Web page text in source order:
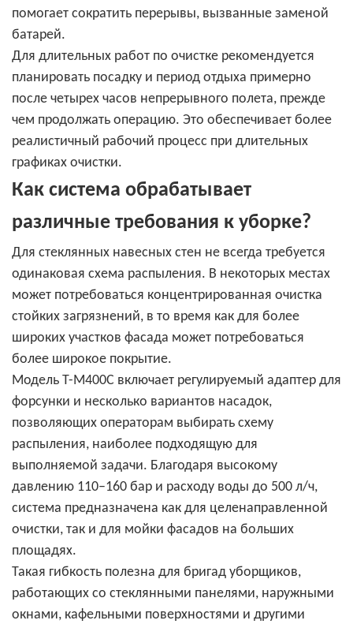
помогает сократить перерывы, вызванные заменой
батарей.
Для длительных работ по очистке рекомендуется
планировать посадку и период отдыха примерно
после четырех часов непрерывного полета, прежде
чем продолжать операцию. Это обеспечивает более
реалистичный рабочий процесс при длительных
графиках очистки.
Как система обрабатывает
различные требования к уборке?
Для стеклянных навесных стен не всегда требуется
одинаковая схема распыления. В некоторых местах
может потребоваться концентрированная очистка
стойких загрязнений, в то время как для более
широких участков фасада может потребоваться
более широкое покрытие.
Модель T-M400C включает регулируемый адаптер для
форсунки и несколько вариантов насадок,
позволяющих операторам выбирать схему
распыления, наиболее подходящую для
выполняемой задачи. Благодаря высокому
давлению 110–160 бар и расходу воды до 500 л/ч,
система предназначена как для целенаправленной
очистки, так и для мойки фасадов на больших
площадях.
Такая гибкость полезна для бригад уборщиков,
работающих со стеклянными панелями, наружными
окнами, кафельными поверхностями и другими